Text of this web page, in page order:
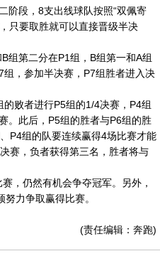
段，8支出线球队按照“双佩寄
只要取胜就可以直接晋级半决
第二分在P1组，B组第一和A组
，参加半决赛，P7组胜者进入决
败者进行P5组的1/4决赛，P4组
。此后，P5组的胜者与P6组的胜
P4组的队要连续赢得4场比赛才能
赛，负者获得第三名，胜者将与
，仍然有机会争夺冠军。另外，
力争取赢得比赛。
(责任编辑：奔跑)